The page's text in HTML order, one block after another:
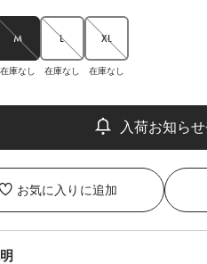
M
在庫なし
L
在庫なし
XL
在庫なし
お気に入りに追加